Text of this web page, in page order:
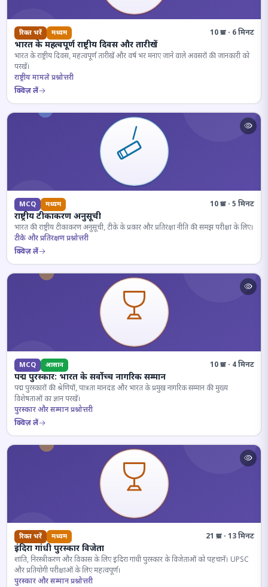
रिक्त भरें मध्यम 10 प्रश्न · 6 मिनट
भारत के महत्वपूर्ण राष्ट्रीय दिवस और तारीखें
भारत के राष्ट्रीय दिवस, महत्वपूर्ण तारीखें और वर्ष भर मनाए जाने वाले अवसरों की जानकारी को
परखें।
राष्ट्रीय मामले प्रश्नोत्तरी
क्विज़ लें
MCQ मध्यम 10 प्रश्न · 5 मिनट
राष्ट्रीय टीकाकरण अनुसूची
भारत की राष्ट्रीय टीकाकरण अनुसूची, टीके के प्रकार और प्रतिरक्षा नीति की समझ परीक्षा के लिए।
टीके और प्रतिरक्षण प्रश्नोत्तरी
क्विज़ लें
MCQ आसान 10 प्रश्न · 4 मिनट
पद्म पुरस्कार: भारत के सर्वोच्च नागरिक सम्मान
पद्म पुरस्कारों की श्रेणियों, पात्रता मानदंड और भारत के प्रमुख नागरिक सम्मान की मुख्य
विशेषताओं का ज्ञान परखें।
पुरस्कार और सम्मान प्रश्नोत्तरी
क्विज़ लें
रिक्त भरें मध्यम 21 प्रश्न · 13 मिनट
इंदिरा गांधी पुरस्कार विजेता
शांति, निरस्त्रीकरण और विकास के लिए इंदिरा गांधी पुरस्कार के विजेताओं को पहचानें। UPSC
और प्रतियोगी परीक्षाओं के लिए महत्वपूर्ण।
पुरस्कार और सम्मान प्रश्नोत्तरी